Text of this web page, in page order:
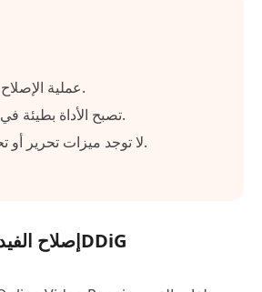
عملية الإصلاح تستغرق وقتا.
تصبح الأداة بطيئة في بعض الأحيان.
لا توجد ميزات تحرير أو تحسين مسبقة.
إصلاح الفيديو عبر الإنترنت 4DDiG